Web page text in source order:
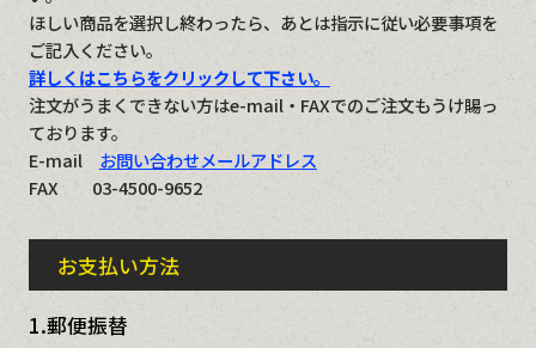
ほしい商品を選択し終わったら、あとは指示に従い必要事項を
ご記入ください。
詳しくはこちらをクリックして下さい。
注文がうまくできない方はe-mail・FAXでのご注文もうけ賜っ
ております。
E-mail お問い合わせメールアドレス
FAX 03-4500-9652
お支払い方法
1.郵便振替